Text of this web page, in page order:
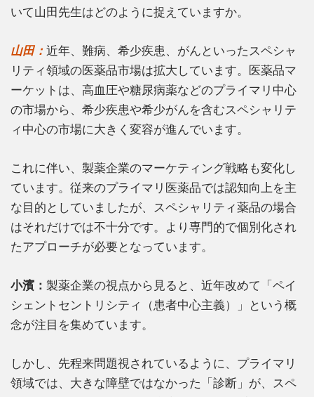
いて山田先生はどのように捉えていますか。
山田： 近年、難病、希少疾患、がんといったスペシャ
リティ領域の医薬品市場は拡大しています。医薬品マ
ーケットは、高血圧や糖尿病薬などのプライマリ中心
の市場から、希少疾患や希少がんを含むスペシャリテ
ィ中心の市場に大きく変容が進んでいます。
これに伴い、製薬企業のマーケティング戦略も変化し
ています。従来のプライマリ医薬品では認知向上を主
な目的としていましたが、スペシャリティ薬品の場合
はそれだけでは不十分です。より専門的で個別化され
たアプローチが必要となっています。
小濱： 製薬企業の視点から見ると、近年改めて「ペイ
シェントセントリシティ（患者中心主義）」という概
念が注目を集めています。
しかし、先程来問題視されているように、プライマリ
領域では、大きな障壁ではなかった「診断」が、スペ